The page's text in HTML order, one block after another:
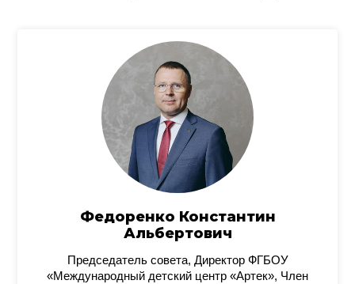
Федоренко Константин
Альбертович
Председатель совета, Директор ФГБОУ
«Международный детский центр «Артек», Член